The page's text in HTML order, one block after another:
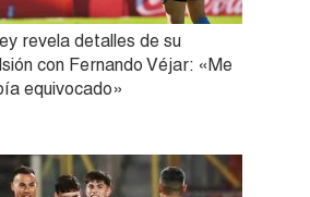
revela detalles de su
con Fernando Véjar: «Me
equivocado»